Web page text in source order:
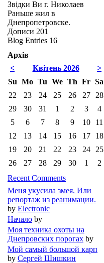
Звідки Ви г. Николаев
Раньше жил в
Днепропетровске.
Дописи 201
Blog Entries 16
Архів
<
>
Квітень 2026
Su Mo Tu We Th Fr Sa
22
23 24 25 26 27
28
29
30 31 1 2 3
4
5
6 7 8 9 10
11
12
13 14 15 16 17
18
19
20 21 22 23 24
25
26
27 28 29 30 1
2
Recent Comments
Меня укусила змея. Или
репортаж из реанимации.
by Electronic
Начало by
Моя техника охоты на
Днепровских порогах by
Мой самый большой карп
by Сергей Шишкин